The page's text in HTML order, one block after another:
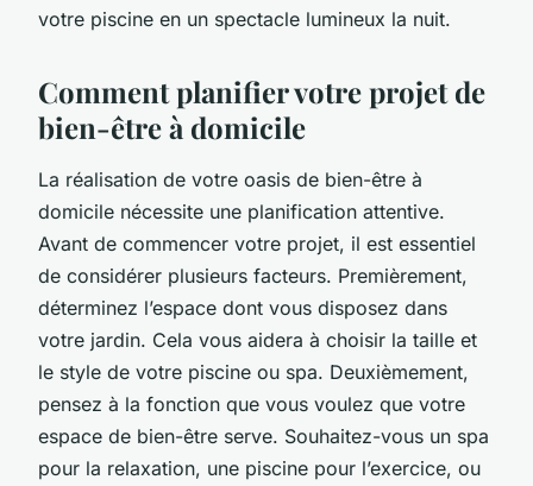
votre piscine en un spectacle lumineux la nuit.
Comment planifier votre projet de
bien-être à domicile
La réalisation de votre oasis de bien-être à
domicile nécessite une planification attentive.
Avant de commencer votre projet, il est essentiel
de considérer plusieurs facteurs. Premièrement,
déterminez l’espace dont vous disposez dans
votre jardin. Cela vous aidera à choisir la taille et
le style de votre piscine ou spa. Deuxièmement,
pensez à la fonction que vous voulez que votre
espace de bien-être serve. Souhaitez-vous un spa
pour la relaxation, une piscine pour l’exercice, ou